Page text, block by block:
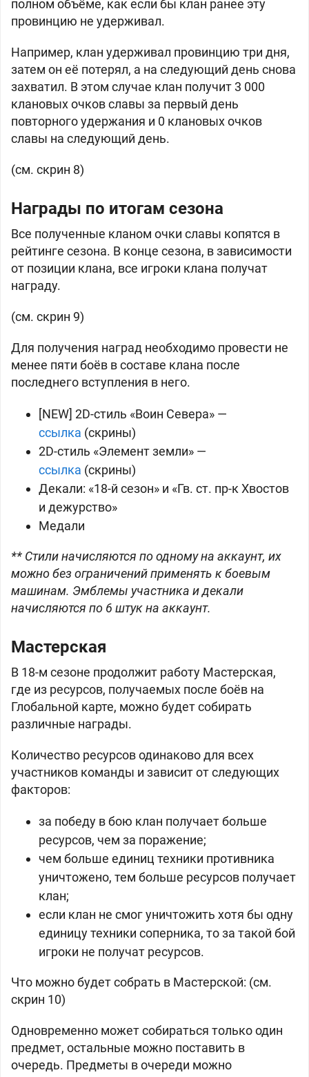
полном объёме, как если бы клан ранее эту
провинцию не удерживал.
Например, клан удерживал провинцию три дня,
затем он её потерял, а на следующий день снова
захватил. В этом случае клан получит 3 000
клановых очков славы за первый день
повторного удержания и 0 клановых очков
славы на следующий день.
(см. скрин 8)
Награды по итогам сезона
Все полученные кланом очки славы копятся в
рейтинге сезона. В конце сезона, в зависимости
от позиции клана, все игроки клана получат
награду.
(см. скрин 9)
Для получения наград необходимо провести не
менее пяти боёв в составе клана после
последнего вступления в него.
[NEW] 2D-стиль «Воин Севера» —
ссылка (скрины)
2D-стиль «Элемент земли» —
ссылка (скрины)
Декали: «18-й сезон» и «Гв. ст. пр-к Хвостов
и дежурство»
Медали
** Стили начисляются по одному на аккаунт, их
можно без ограничений применять к боевым
машинам. Эмблемы участника и декали
начисляются по 6 штук на аккаунт.
Мастерская
В 18-м сезоне продолжит работу Мастерская,
где из ресурсов, получаемых после боёв на
Глобальной карте, можно будет собирать
различные награды.
Количество ресурсов одинаково для всех
участников команды и зависит от следующих
факторов:
за победу в бою клан получает больше
ресурсов, чем за поражение;
чем больше единиц техники противника
уничтожено, тем больше ресурсов получает
клан;
если клан не смог уничтожить хотя бы одну
единицу техники соперника, то за такой бой
игроки не получат ресурсов.
Что можно будет собрать в Мастерской: (см.
скрин 10)
Одновременно может собираться только один
предмет, остальные можно поставить в
очередь. Предметы в очереди можно